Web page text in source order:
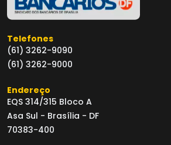
Telefones
(61) 3262-9090
(61) 3262-9000
Endereço
EQS 314/315 Bloco A
Asa Sul - Brasília - DF
70383-400